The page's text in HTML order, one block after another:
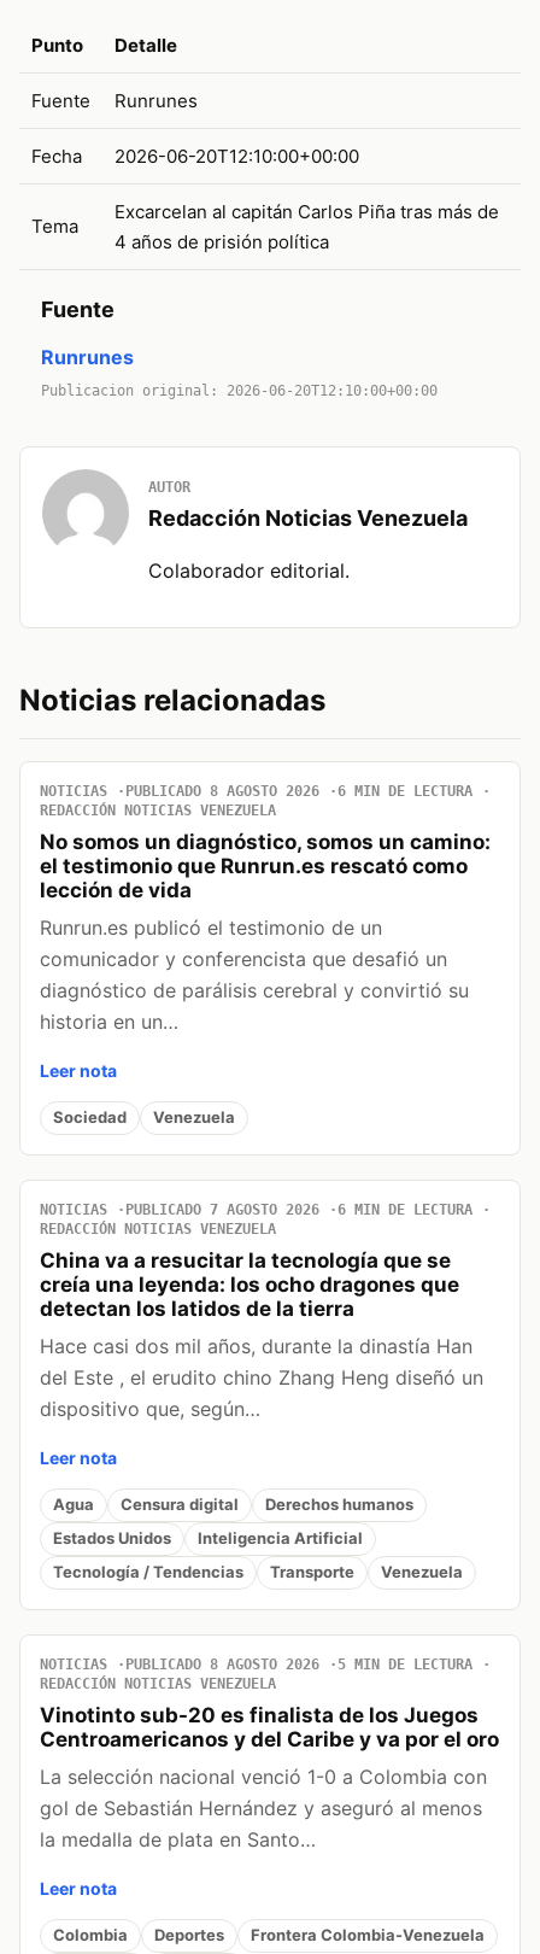
Punto Detalle
Fuente Runrunes
Fecha 2026-06-20T12:10:00+00:00
Tema
Excarcelan al capitán Carlos Piña tras más de
4 años de prisión política
Fuente
Runrunes
Publicacion original: 2026-06-20T12:10:00+00:00
AUTOR
Redacción Noticias Venezuela
Colaborador editorial.
Noticias relacionadas
NOTICIAS PUBLICADO 8 AGOSTO 2026
6 MIN DE LECTURA
REDACCIÓN NOTICIAS VENEZUELA
No somos un diagnóstico, somos un camino:
el testimonio que Runrun.es rescató como
lección de vida
Runrun.es publicó el testimonio de un
comunicador y conferencista que desafió un
diagnóstico de parálisis cerebral y convirtió su
historia en un…
Leer nota
Sociedad Venezuela
NOTICIAS PUBLICADO 7 AGOSTO 2026
6 MIN DE LECTURA
REDACCIÓN NOTICIAS VENEZUELA
China va a resucitar la tecnología que se
creía una leyenda: los ocho dragones que
detectan los latidos de la tierra
Hace casi dos mil años, durante la dinastía Han
del Este , el erudito chino Zhang Heng diseñó un
dispositivo que, según…
Leer nota
Agua Censura digital
Derechos humanos
Estados Unidos
Inteligencia Artificial
Tecnología / Tendencias
Transporte Venezuela
NOTICIAS PUBLICADO 8 AGOSTO 2026
5 MIN DE LECTURA
REDACCIÓN NOTICIAS VENEZUELA
Vinotinto sub-20 es finalista de los Juegos
Centroamericanos y del Caribe y va por el oro
La selección nacional venció 1-0 a Colombia con
gol de Sebastián Hernández y aseguró al menos
la medalla de plata en Santo…
Leer nota
Colombia Deportes Frontera Colombia-Venezuela